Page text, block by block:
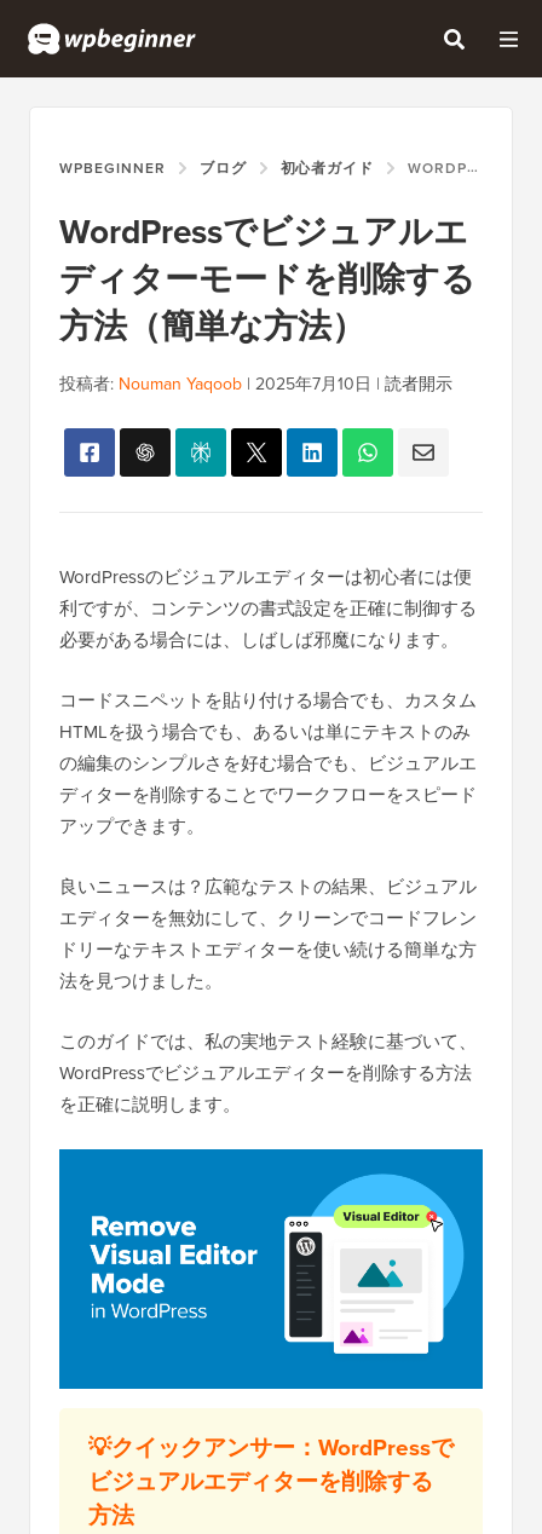
WPBEGINNER ブログ 初心者ガイド WORDPRESSでビジュアルエディターモードを削除する方法（簡単な方法）
WordPressでビジュアルエ
ディターモードを削除する
方法（簡単な方法）
投稿者: Nouman Yaqoob | 2025年7月10日 | 読者開示
WordPressのビジュアルエディターは初心者には便
利ですが、コンテンツの書式設定を正確に制御する
必要がある場合には、しばしば邪魔になります。
コードスニペットを貼り付ける場合でも、カスタム
HTMLを扱う場合でも、あるいは単にテキストのみ
の編集のシンプルさを好む場合でも、ビジュアルエ
ディターを削除することでワークフローをスピード
アップできます。
良いニュースは？広範なテストの結果、ビジュアル
エディターを無効にして、クリーンでコードフレン
ドリーなテキストエディターを使い続ける簡単な方
法を見つけました。
このガイドでは、私の実地テスト経験に基づいて、
WordPressでビジュアルエディターを削除する方法
を正確に説明します。
💡クイックアンサー：WordPressで
ビジュアルエディターを削除する
方法